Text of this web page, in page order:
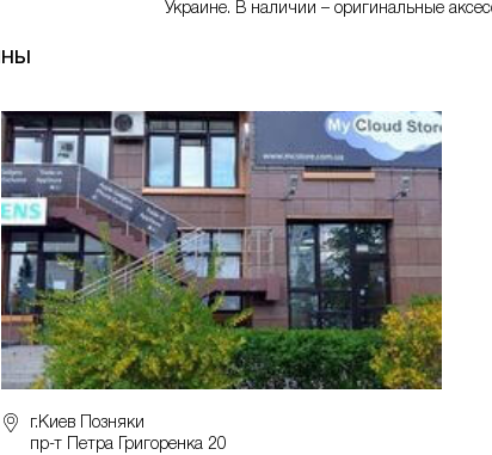
Украине. В наличии – оригинальные
г.Киев Позняки
пр-т Петра Григоренка 20